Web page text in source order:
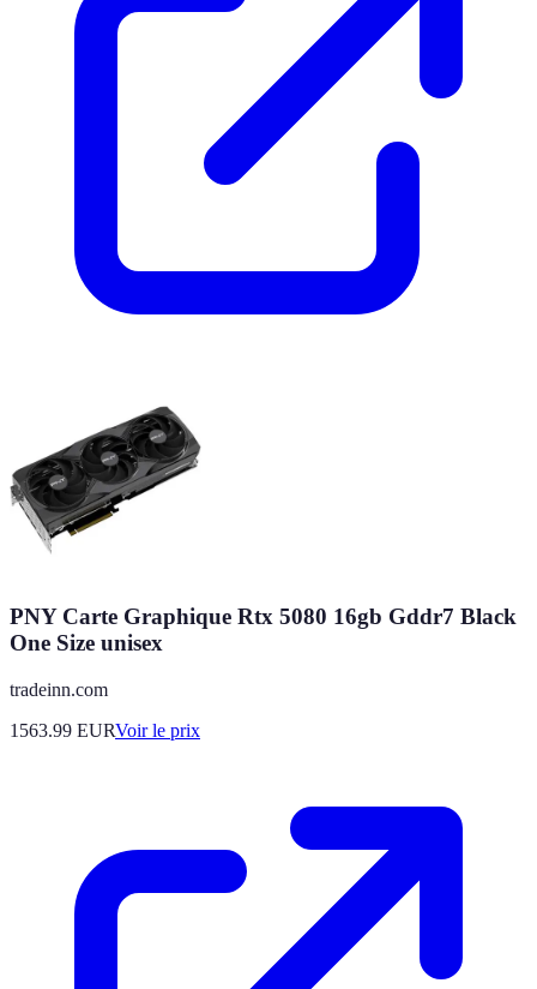
PNY Carte Graphique Rtx 5080 16gb Gddr7 Black
One Size unisex
tradeinn.com
1563.99 EURVoir le prix